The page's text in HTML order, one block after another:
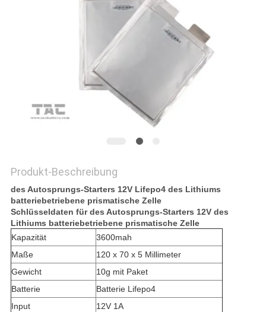
Produkt-Beschreibung
des Autosprungs-Starters 12V Lifepo4 des Lithiums
batteriebetriebene prismatische Zelle
Schlüsseldaten für des Autosprungs-Starters 12V des
Lithiums batteriebetriebene prismatische Zelle
Kapazität
3600mah
Maße
120 x 70 x 5 Millimeter
Gewicht
10g mit Paket
Batterie
Batterie Lifepo4
Input
12V 1A